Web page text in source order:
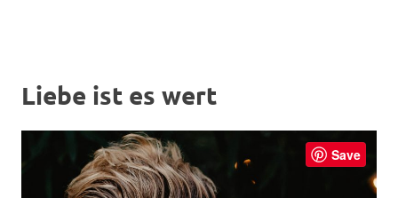
Liebe ist es wert
Save